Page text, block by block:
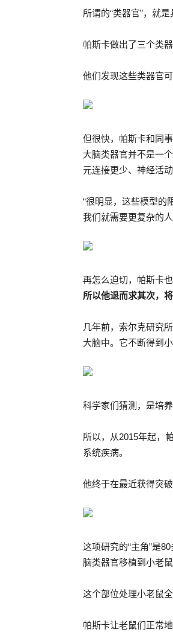
所谓的“类器官”，就
帕斯卡做出了三个类
他们发现这些类器官
但很快，帕斯卡和同
大脑类器官并不是一
元连接更少、神经活动
“很明显，这些模型的
我们就需要更复杂的
再怎么迫切，帕斯卡
所以他退而求其次，
几年前，索尔克研究
大脑中。它不断得到
科学家们猜测，是培
所以，从2015年起，
系统疾病。
他终于在最近获得突
这项研究的“主角”是
脑类器官移植到小老鼠
这个部位处理小老鼠
帕斯卡让老鼠们正常